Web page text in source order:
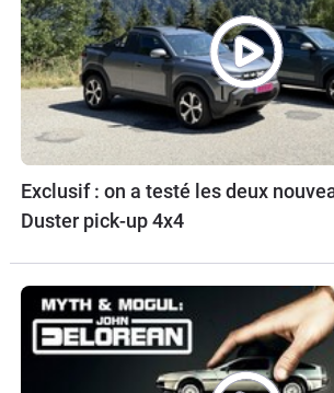
Exclusif : on a testé les deux
Duster pick-up 4x4